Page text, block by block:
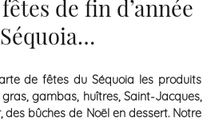
de fin d’année
de fêtes du Séquoia les produits
gambas, huîtres, Saint-Jacques,
bûches de Noël en dessert. Notre